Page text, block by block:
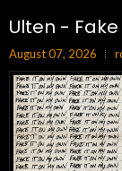
Ulten -
August 07, 2026